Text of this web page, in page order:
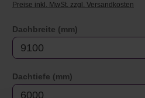
Preise inkl. MwSt. zzgl. Versandkosten
Dachbreite (mm)
Dachtiefe (mm)